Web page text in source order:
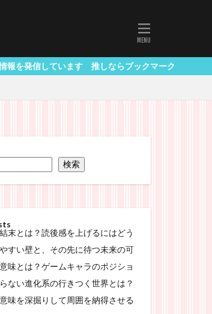
す 推しならブックマーク
検索
末とは？読後感を上げるにはどう
すい壁と、その先に待つ未来の可
味とは？ゲームキャラのポジショ
ない進化系の行きつく世界とは？
味を深掘りして周囲を納得させる